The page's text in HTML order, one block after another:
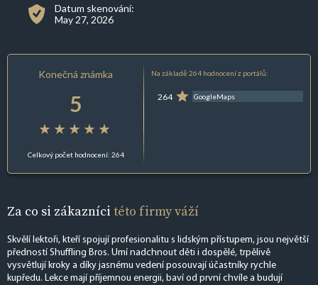
Datum skenování:
May 27, 2026
Konečná známka
5
Celkový počet hodnocení: 264
Na základě 264 hodnocení z portálů:
264 GoogleMaps
Za co si zákazníci této firmy váží
Skvělí lektoři, kteří spojují profesionalitu s lidským přístupem, jsou největší
předností Shuffling Bros. Umí nadchnout děti i dospělé, trpělivě
vysvětlují kroky a díky jasnému vedení posouvají účastníky rychle
kupředu. Lekce mají příjemnou energii, baví od první chvíle a budují